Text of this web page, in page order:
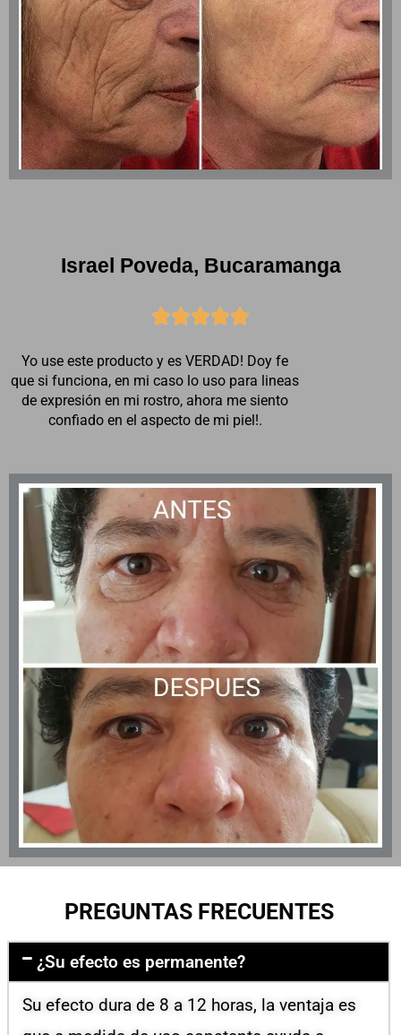
Israel Poveda, Bucaramanga

Yo use este producto y es VERDAD! Doy fe
que si funciona, en mi caso lo uso para lineas
de expresión en mi rostro, ahora me siento
confiado en el aspecto de mi piel!.
PREGUNTAS FRECUENTES
¿Su efecto es permanente?
Su efecto dura de 8 a 12 horas, la ventaja es